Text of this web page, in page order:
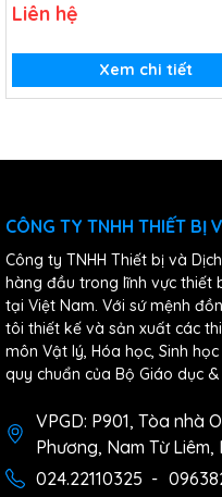
Liên hệ
Xem chi tiết
CÔNG TY TNHH THIẾT BỊ
Công ty TNHH Thiết bị và
hàng đầu trong lĩnh vực thiết
tại Việt Nam. Với sứ mệnh
tôi thiết kế và sản xuất các
môn Vật lý, Hóa học, Sinh
quy chuẩn của Bộ Giáo dục
VPGD: P901, Tòa nhà
Phương, Nam Từ Liêm,
024.22110325 -